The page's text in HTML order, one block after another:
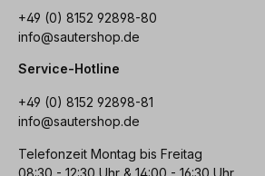
+49 (0) 8152 92898-80
info@sautershop.de
Service-Hotline
+49 (0) 8152 92898-81
info@sautershop.de
Telefonzeit Montag bis Freitag